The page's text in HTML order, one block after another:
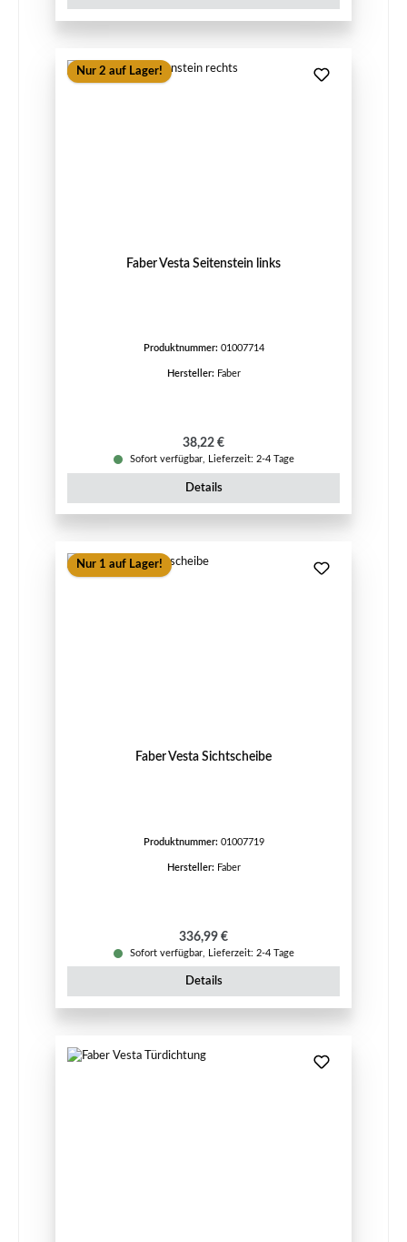
Nur 2 auf Lager!
Faber Vesta Seitenstein links
Produktnummer: 01007714
Hersteller: Faber
Regulärer Preis:
38,22 €
Sofort verfügbar, Lieferzeit: 2-4 Tage
Details
Nur 1 auf Lager!
Faber Vesta Sichtscheibe
Produktnummer: 01007719
Hersteller: Faber
Regulärer Preis:
336,99 €
Sofort verfügbar, Lieferzeit: 2-4 Tage
Details